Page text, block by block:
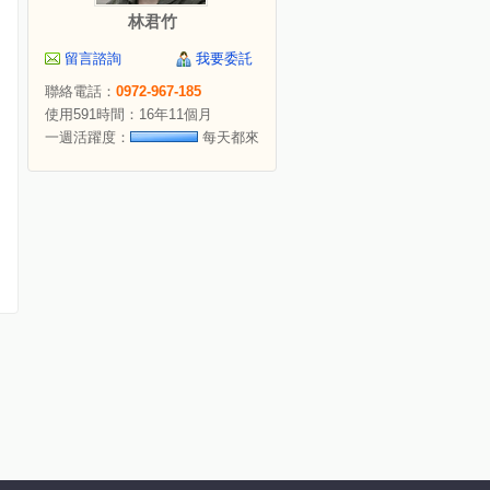
林君竹
留言諮詢
我要委託
聯絡電話： 0972-967-185
使用591時間：16年11個月
一週活躍度：
每天都來